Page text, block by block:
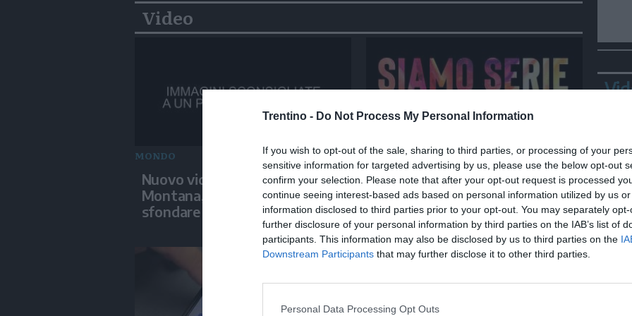
Trentino - Do Not Process My Personal Information
If you wish to opt-out of the sale, sharing to third parties, or processing of your
sensitive information for targeted advertising by us, please use the below opt-out
confirm your selection. Please note that after your opt-out request is processed
continue seeing interest-based ads based on personal information utilized by us
information disclosed to third parties prior to your opt-out. You may separately
further disclosure of your personal information by third parties on the IAB’s list of
participants. This information may also be disclosed by us to third parties on the
Downstream Participants that may further disclose it to other third parties.
Personal Data Processing Opt Outs
Video
MONDO
Nuovo video su Crans-
Montana, i giovani cercano di
sfondare le vetrate
SPETTACOLO
Siamo Serie: L'estate nei tuoi
occhi, Attitudini: nessuna, The
bear